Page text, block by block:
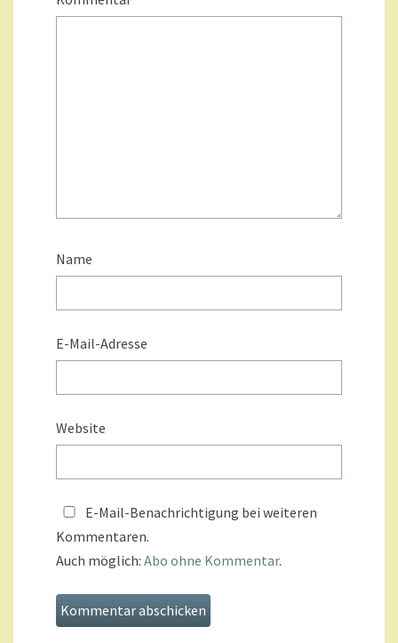
Name
E-Mail-Adresse
Website
E-Mail-Benachrichtigung bei weiteren
Kommentaren.
Auch möglich: Abo ohne Kommentar.